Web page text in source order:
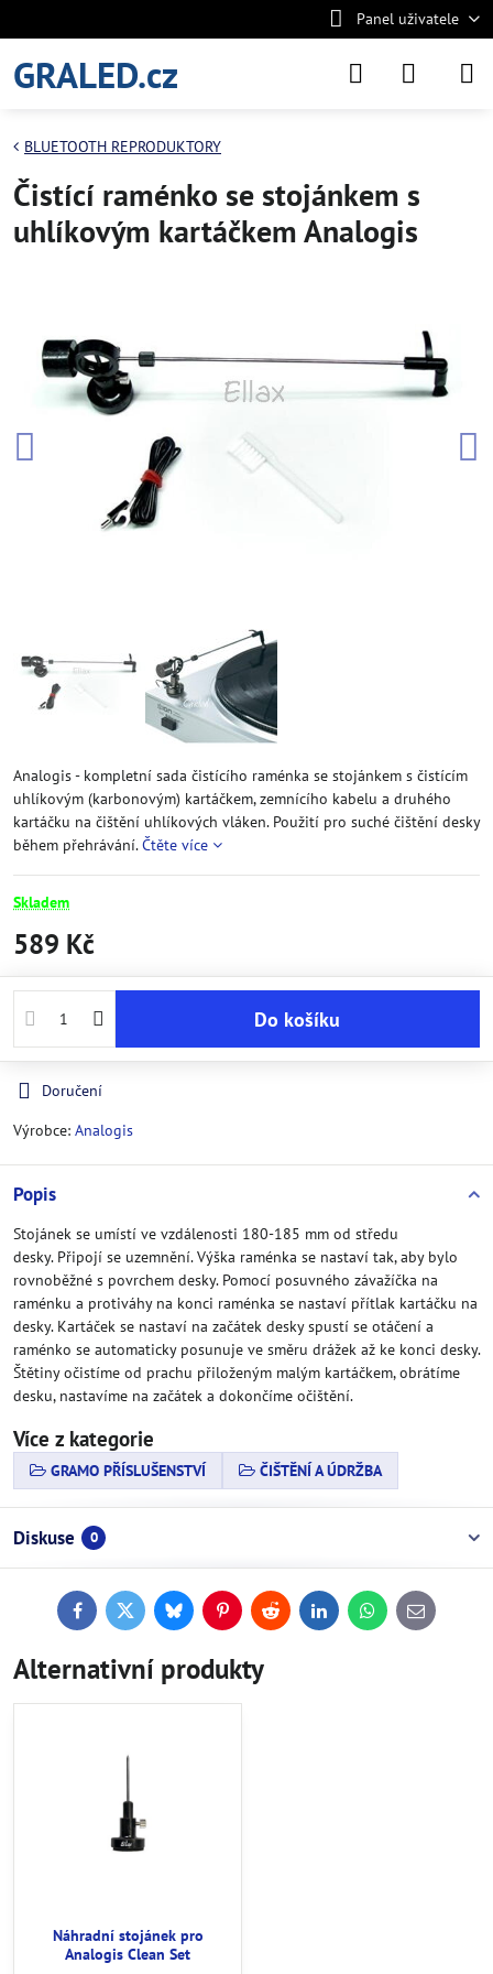
Panel uživatele
GRALED.cz
BLUETOOTH REPRODUKTORY
Čistící raménko se stojánkem s
uhlíkovým kartáčkem Analogis
Analogis - kompletní sada čistícího raménka se stojánkem s čistícím
uhlíkovým (karbonovým) kartáčkem, zemnícího kabelu a druhého
kartáčku na čištění uhlíkových vláken. Použití pro suché čištění desky
během přehrávání.Čtěte více
Skladem
589 Kč
Do košíku
Doručení
Výrobce: Analogis
Popis
Stojánek se umístí ve vzdálenosti 180-185 mm od středu
desky. Připojí se uzemnění. Výška raménka se nastaví tak, aby bylo
rovnoběžné s povrchem desky. Pomocí posuvného závažíčka na
raménku a protiváhy na konci raménka se nastaví přítlak kartáčku na
desky. Kartáček se nastaví na začátek desky spustí se otáčení a
raménko se automaticky posunuje ve směru drážek až ke konci desky.
Štětiny očistíme od prachu přiloženým malým kartáčkem, obrátíme
desku, nastavíme na začátek a dokončíme očištění.
Více z kategorie
GRAMO PŘÍSLUŠENSTVÍ ČIŠTĚNÍ A ÚDRŽBA
Diskuse 0
FacebookTwitterBlueskyPinterestReddit LinkedInWhatsApp
E-
mail
Alternativní produkty
Náhradní stojánek pro
Analogis Clean Set